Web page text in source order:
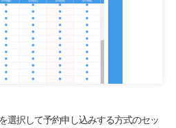
選択して予約申し込みする方式のセッ